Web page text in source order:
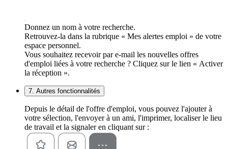
Donnez un nom à votre recherche.
Retrouvez-la dans la rubrique « Mes alertes emploi » de votre
espace personnel.
Vous souhaitez recevoir par e-mail les nouvelles offres
d'emploi liées à votre recherche ? Cliquez sur le lien « Activer
la réception ».
7. Autres fonctionnalités
Depuis le détail de l'offre d'emploi, vous pouvez l'ajouter à
votre sélection, l'envoyer à un ami, l'imprimer, localiser le lieu
de travail et la signaler en cliquant sur :